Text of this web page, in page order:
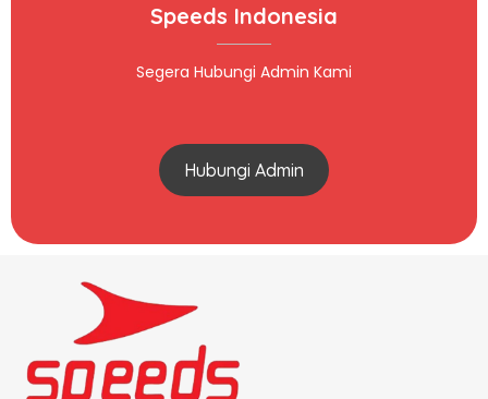
Speeds Indonesia
Segera Hubungi Admin Kami
Hubungi Admin